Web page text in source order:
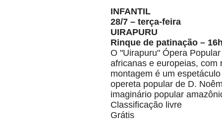
INFANTIL
28/7 – terça-feira
UIRAPURU
Rinque de patinação –
O "Uirapuru" Ópera
africanas e europeias, com
montagem é um
opereta popular de D.
imaginário popular
Classificação livre
Grátis